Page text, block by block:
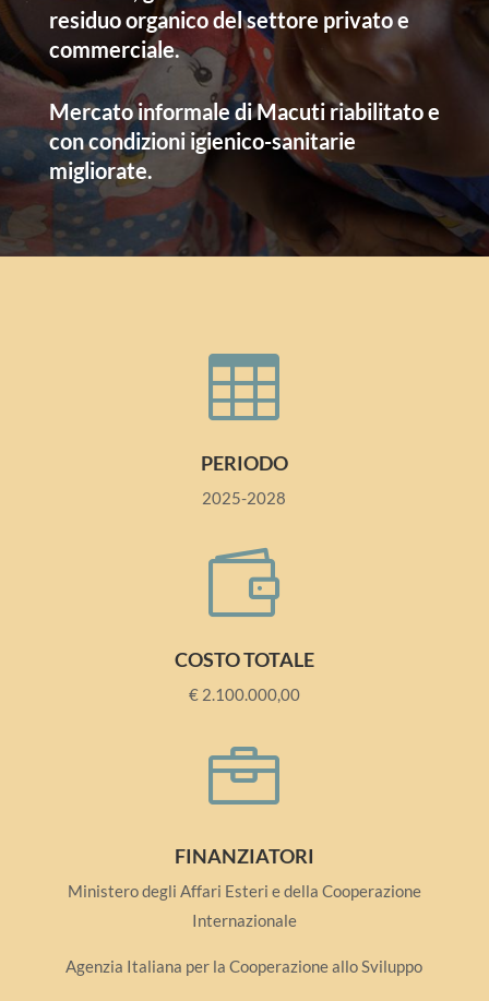
residuo organico del settore privato e
commerciale.
Mercato informale di Macuti riabilitato e
con condizioni igienico-sanitarie
migliorate.

PERIODO
2025-2028

COSTO TOTALE
€ 2.100.000,00

FINANZIATORI
Ministero degli Affari Esteri e della Cooperazione
Internazionale
Agenzia Italiana per la Cooperazione allo Sviluppo